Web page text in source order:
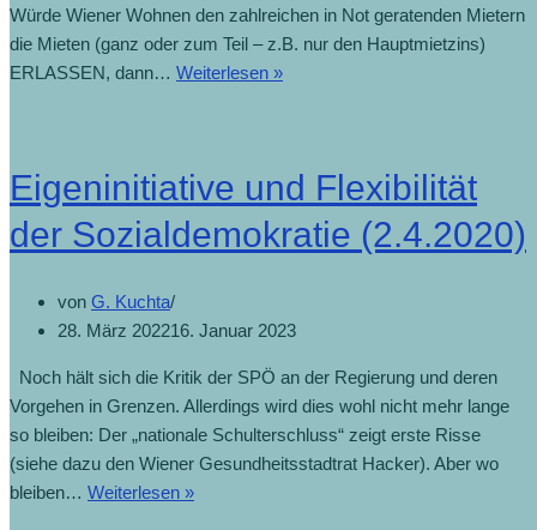
Würde Wiener Wohnen den zahlreichen in Not geratenden Mietern
die Mieten (ganz oder zum Teil – z.B. nur den Hauptmietzins)
ERLASSEN, dann… Weiterlesen »
Eigeninitiative und Flexibilität
der Sozialdemokratie (2.4.2020)
von G. Kuchta
28. März 202216. Januar 2023
Noch hält sich die Kritik der SPÖ an der Regierung und deren
Vorgehen in Grenzen. Allerdings wird dies wohl nicht mehr lange
so bleiben: Der „nationale Schulterschluss“ zeigt erste Risse
(siehe dazu den Wiener Gesundheitsstadtrat Hacker). Aber wo
bleiben… Weiterlesen »